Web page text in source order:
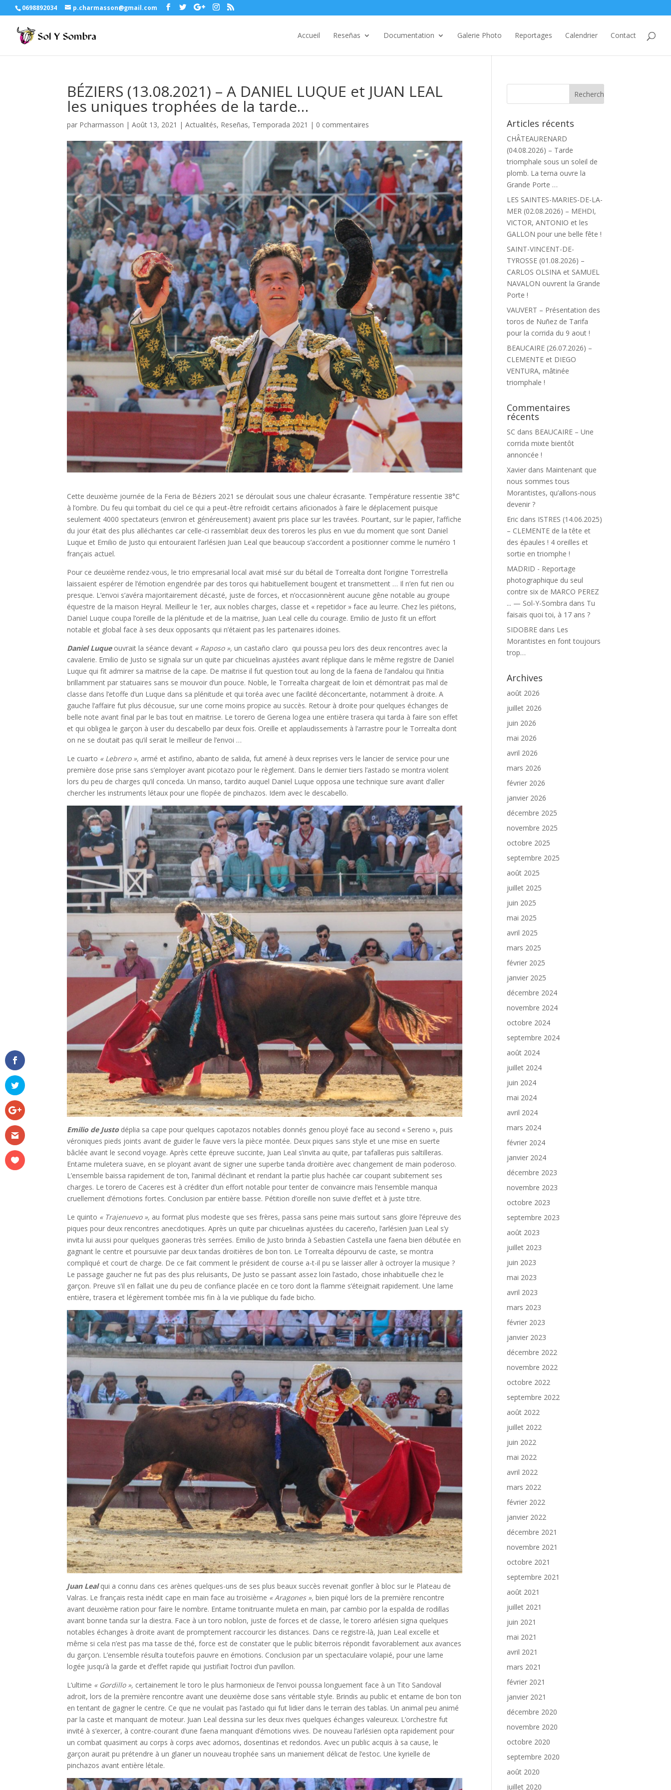
0698892034 p.charmasson@gmail.com
Accueil Reseñas Documentation Galerie Photo Reportages Calendrier Contact
BÉZIERS (13.08.2021) – A DANIEL LUQUE et JUAN LEAL
les uniques trophées de la tarde…
par Pcharmasson |Août 13, 2021 |Actualités, Reseñas, Temporada 2021 | 0 commentaires
Cette deuxième journée de la Feria de Béziers 2021 se déroulait sous une chaleur écrasante. Température ressentie 38°C
à l’ombre. Du feu qui tombait du ciel ce qui a peut-être refroidit certains aficionados à faire le déplacement puisque
seulement 4000 spectateurs (environ et généreusement) avaient pris place sur les travées. Pourtant, sur le papier, l’affiche
du jour était des plus alléchantes car celle-ci rassemblait deux des toreros les plus en vue du moment que sont Daniel
Luque et Emilio de Justo qui entouraient l’arlésien Juan Leal que beaucoup s’accordent a positionner comme le numéro 1
français actuel.
Pour ce deuxième rendez-vous, le trio empresarial local avait misé sur du bétail de Torrealta dont l’origine Torrestrella
laissaient espérer de l’émotion engendrée par des toros qui habituellement bougent et transmettent … Il n’en fut rien ou
presque. L’envoi s’avéra majoritairement décasté, juste de forces, et n’occasionnèrent aucune gêne notable au groupe
équestre de la maison Heyral. Meilleur le 1er, aux nobles charges, classe et « repetidor » face au leurre. Chez les piétons,
Daniel Luque coupa l’oreille de la plénitude et de la maitrise, Juan Leal celle du courage. Emilio de Justo fit un effort
notable et global face à ses deux opposants qui n’étaient pas les partenaires idoines.
Daniel Luqueouvrait la séance devant « Raposo », un castaño claro qui poussa peu lors des deux rencontres avec la
cavalerie. Emilio de Justo se signala sur un quite par chicuelinas ajustées avant réplique dans le même registre de Daniel
Luque qui fit admirer sa maitrise de la cape. De maitrise il fut question tout au long de la faena de l’andalou qui l’initia
brillamment par statuaires sans se mouvoir d’un pouce. Noble, le Torrealta chargeait de loin et démontrait pas mal de
classe dans l’etoffe d’un Luque dans sa plénitude et qui toréa avec une facilité déconcertante, notamment à droite. A
gauche l’affaire fut plus décousue, sur une corne moins propice au succès. Retour à droite pour quelques échanges de
belle note avant final par le bas tout en maitrise. Le torero de Gerena logea une entière trasera qui tarda à faire son effet
et qui obligea le garçon à user du descabello par deux fois. Oreille et applaudissements à l’arrastre pour le Torrealta dont
on ne se doutait pas qu’il serait le meilleur de l’envoi …
Le cuarto « Lebrero », armé et astifino, abanto de salida, fut amené à deux reprises vers le lancier de service pour une
première dose prise sans s’employer avant picotazo pour le règlement. Dans le dernier tiers l’astado se montra violent
lors du peu de charges qu’il conceda. Un manso, tardito auquel Daniel Luque opposa une technique sure avant d’aller
chercher les instruments létaux pour une flopée de pinchazos. Idem avec le descabello.
Emilio de Justo déplia sa cape pour quelques capotazos notables donnés genou ployé face au second « Sereno », puis
véroniques pieds joints avant de guider le fauve vers la pièce montée. Deux piques sans style et une mise en suerte
bâclée avant le second voyage. Après cette épreuve succinte, Juan Leal s’invita au quite, par tafalleras puis saltilleras.
Entame muletera suave, en se ployant avant de signer une superbe tanda droitière avec changement de main poderoso.
L’ensemble baissa rapidement de ton, l’animal déclinant et rendant la partie plus hachée car coupant subitement ses
charges. Le torero de Caceres est à créditer d’un effort notable pour tenter de convaincre mais l’ensemble manqua
cruellement d’émotions fortes. Conclusion par entière basse. Pétition d’oreille non suivie d’effet et à juste titre.
Le quinto « Trajenuevo », au format plus modeste que ses frères, passa sans peine mais surtout sans gloire l’épreuve des
piques pour deux rencontres anecdotiques. Après un quite par chicuelinas ajustées du cacereño, l’arlésien Juan Leal s’y
invita lui aussi pour quelques gaoneras très serrées. Emilio de Justo brinda à Sebastien Castella une faena bien débutée en
gagnant le centre et poursuivie par deux tandas droitières de bon ton. Le Torrealta dépourvu de caste, se montra
compliqué et court de charge. De ce fait comment le président de course a-t-il pu se laisser aller à octroyer la musique ?
Le passage gaucher ne fut pas des plus reluisants, De Justo se passant assez loin l’astado, chose inhabituelle chez le
garçon. Preuve s’il en fallait une du peu de confiance placée en ce toro dont la flamme s’éteignait rapidement. Une lame
entière, trasera et légèrement tombée mis fin à la vie publique du fade bicho.
Juan Lealqui a connu dans ces arènes quelques-uns de ses plus beaux succès revenait gonfler à bloc sur le Plateau de
Valras. Le français resta inédit cape en main face au troisième « Aragones », bien piqué lors de la première rencontre
avant deuxième ration pour faire le nombre. Entame tonitruante muleta en main, par cambio por la espalda de rodillas
avant bonne tanda sur la diestra. Face à un toro noblon, juste de forces et de classe, le torero arlésien signa quelques
notables échanges à droite avant de promptement raccourcir les distances. Dans ce registre-là, Juan Leal excelle et
même si cela n’est pas ma tasse de thé, force est de constater que le public biterrois répondit favorablement aux avances
du garçon. L’ensemble résulta toutefois pauvre en émotions. Conclusion par un spectaculaire volapié, pour une lame
logée jusqu’à la garde et d’effet rapide qui justifiait l’octroi d’un pavillon.
L’ultime « Gordillo », certainement le toro le plus harmonieux de l’envoi poussa longuement face à un Tito Sandoval
adroit, lors de la première rencontre avant une deuxième dose sans véritable style. Brindis au public et entame de bon ton
en tentant de gagner le centre. Ce que ne voulait pas l’astado qui fut lidier dans le terrain des tablas. Un animal peu animé
par la caste et manquant de moteur. Juan Leal dessina sur les deux rives quelques échanges valeureux. L’orchestre fut
invité à s’exercer, à contre-courant d’une faena manquant d’émotions vives. De nouveau l’arlésien opta rapidement pour
un combat quasiment au corps à corps avec adornos, dosentinas et redondos. Avec un public acquis à sa cause, le
garçon aurait pu prétendre à un glaner un nouveau trophée sans un maniement délicat de l’estoc. Une kyrielle de
pinchazos avant entière létale.
Articles récents
CHÂTEAURENARD
(04.08.2026) – Tarde
triomphale sous un soleil de
plomb. La terna ouvre la
Grande Porte …
LES SAINTES-MARIES-DE-LA-
MER (02.08.2026) – MEHDI,
VICTOR, ANTONIO et les
GALLON pour une belle fête !
SAINT-VINCENT-DE-
TYROSSE (01.08.2026) –
CARLOS OLSINA et SAMUEL
NAVALON ouvrent la Grande
Porte !
VAUVERT – Présentation des
toros de Nuñez de Tarifa
pour la corrida du 9 aout !
BEAUCAIRE (26.07.2026) –
CLEMENTE et DIEGO
VENTURA, mâtinée
triomphale !
Commentaires
récents
SC dans BEAUCAIRE – Une
corrida mixte bientôt
annoncée !
Xavier dans Maintenant que
nous sommes tous
Morantistes, qu’allons-nous
devenir ?
Eric dans ISTRES (14.06.2025)
– CLEMENTE de la tête et
des épaules ! 4 oreilles et
sortie en triomphe !
MADRID - Reportage
photographique du seul
contre six de MARCO PEREZ
... — Sol-Y-Sombra dans Tu
faisais quoi toi, à 17 ans ?
SIDOBRE dans Les
Morantistes en font toujours
trop…
Archives
août 2026
juillet 2026
juin 2026
mai 2026
avril 2026
mars 2026
février 2026
janvier 2026
décembre 2025
novembre 2025
octobre 2025
septembre 2025
août 2025
juillet 2025
juin 2025
mai 2025
avril 2025
mars 2025
février 2025
janvier 2025
décembre 2024
novembre 2024
octobre 2024
septembre 2024
août 2024
juillet 2024
juin 2024
mai 2024
avril 2024
mars 2024
février 2024
janvier 2024
décembre 2023
novembre 2023
octobre 2023
septembre 2023
août 2023
juillet 2023
juin 2023
mai 2023
avril 2023
mars 2023
février 2023
janvier 2023
décembre 2022
novembre 2022
octobre 2022
septembre 2022
août 2022
juillet 2022
juin 2022
mai 2022
avril 2022
mars 2022
février 2022
janvier 2022
décembre 2021
novembre 2021
octobre 2021
septembre 2021
août 2021
juillet 2021
juin 2021
mai 2021
avril 2021
mars 2021
février 2021
janvier 2021
décembre 2020
novembre 2020
octobre 2020
septembre 2020
août 2020
juillet 2020